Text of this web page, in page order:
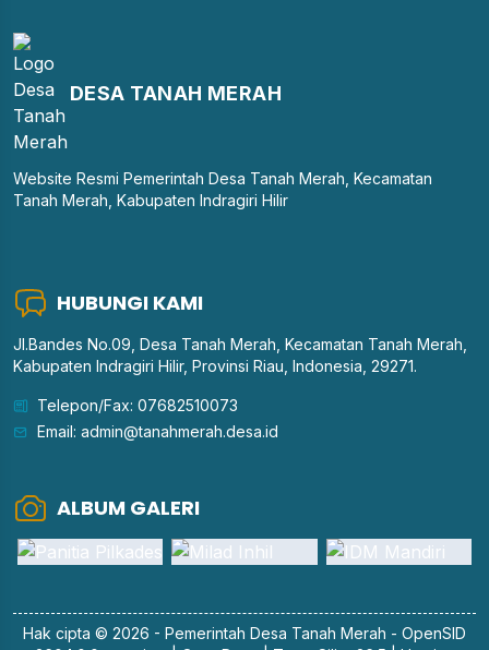
DESA TANAH MERAH
Website Resmi Pemerintah Desa Tanah Merah, Kecamatan
Tanah Merah, Kabupaten Indragiri Hilir
HUBUNGI KAMI
Jl.Bandes No.09, Desa Tanah Merah, Kecamatan Tanah Merah,
Kabupaten Indragiri Hilir, Provinsi Riau, Indonesia, 29271.
Telepon/Fax: 07682510073
Email: admin@tanahmerah.desa.id
ALBUM GALERI
Hak cipta © 2026 - Pemerintah Desa Tanah Merah - OpenSID